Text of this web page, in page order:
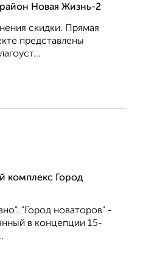
Новая Жизнь-2
cкидки. Прямая
представлены
комплекс Город
"Город новаторов" -
в концепции 15-